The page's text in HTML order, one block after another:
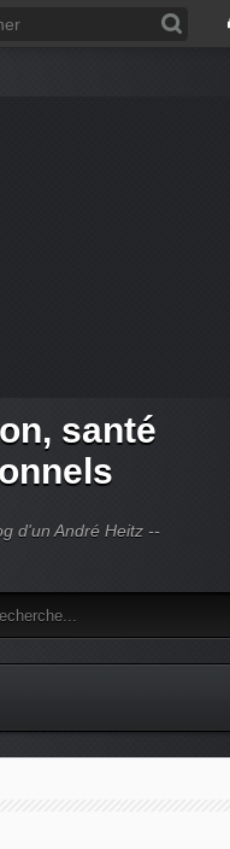
santé
d'un André Heitz --